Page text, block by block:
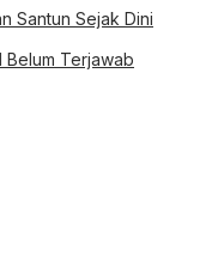
Santun Sejak Dini
Belum Terjawab